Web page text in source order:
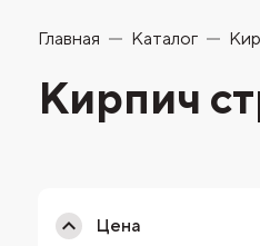
Главная Каталог
Кирпич
Цена